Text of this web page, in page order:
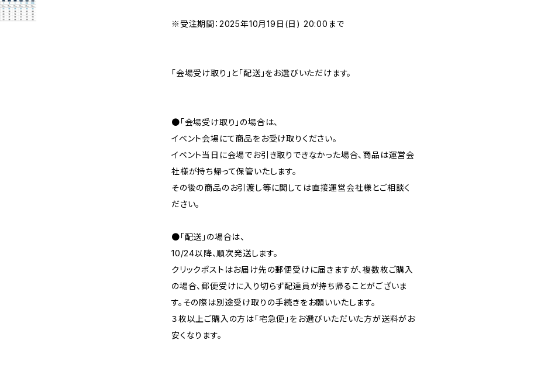
※受注期間：2025年10月19日(日) 20:00まで
「会場受け取り」と「配送」をお選びいただけます。
●「会場受け取り」の場合は、
イベント会場にて商品をお受け取りください。
イベント当日に会場でお引き取りできなかった場合、商品は運営会
社様が持ち帰って保管いたします。
その後の商品のお引渡し等に関しては直接運営会社様とご相談く
ださい。
●「配送」の場合は、
10/24以降、順次発送します。
クリックポストはお届け先の郵便受けに届きますが、複数枚ご購入
の場合、郵便受けに入り切らず配達員が持ち帰ることがございま
す。その際は別途受け取りの手続きをお願いいたします。
３枚以上ご購入の方は「宅急便」をお選びいただいた方が送料がお
安くなります。